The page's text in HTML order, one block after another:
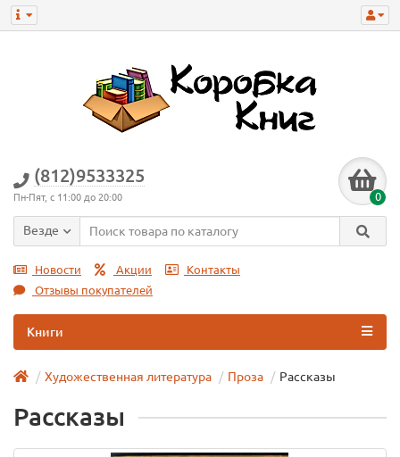
(812)9533325
Пн-Пят, с 11:00 до 20:00 0
Везде
Новости Акции
Контакты
Отзывы покупателей
Книги
Художественная литература Проза Рассказы
Рассказы